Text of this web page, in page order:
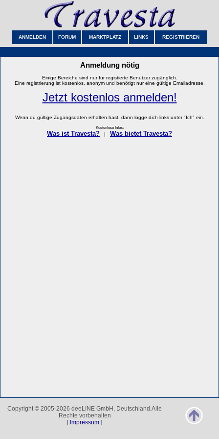
ANMELDEN FORUM MARKTPLATZ LINKS REGISTRIEREN
Anmeldung nötig
Einige Bereiche sind nur für registierte Benutzer zugänglich.
Eine registrierung ist kostenlos, anonym und benötigt nur eine gültige Emailadresse.
Jetzt kostenlos anmelden!
Wenn du gültige Zugangsdaten erhalten hast, dann logge dich links unter "Ich" ein.
Kostenlose Infos:
Was ist Travesta? Was bietet Travesta?
Copyright © 2005-2026 deeLINE GmbH, Deutschland.Alle
Rechte vorbehalten
[ Impressum ]